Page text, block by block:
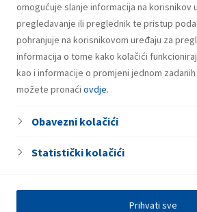
omogućuje slanje informacija na korisnikov
pregledavanje ili preglednik te pristup
pohranjuje na korisnikovom uređaju za
informacija o tome kako kolačići
kao i informacije o promjeni jednom
možete pronaći ovdje.
Obavezni kolačići
Statistički kolačići
Prihvati sve